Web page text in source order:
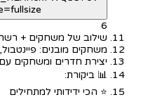
6
שילוב של משחקים +
משחקים מובנים:
יצירת חדרים ומשחקים
📊 ביקורת:
⭐ הכי ידידותי למתחילים